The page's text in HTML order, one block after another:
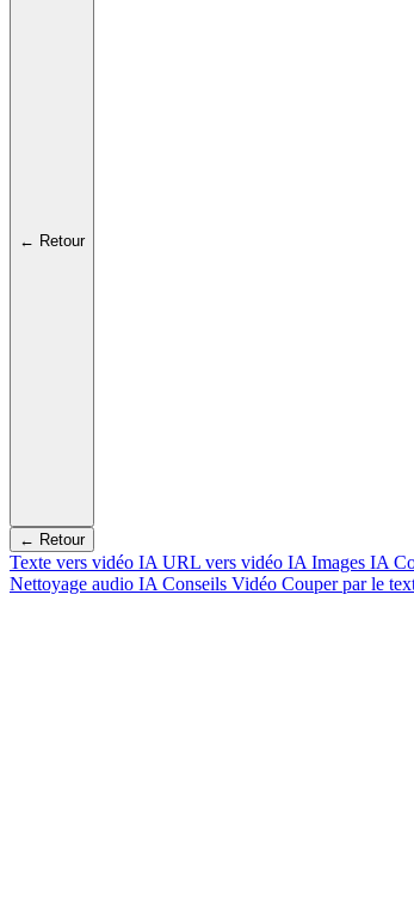
← Retour
← Retour
Texte vers vidéo IA URL vers vidéo IA Images IA
Nettoyage audio IA Conseils Vidéo Couper par le